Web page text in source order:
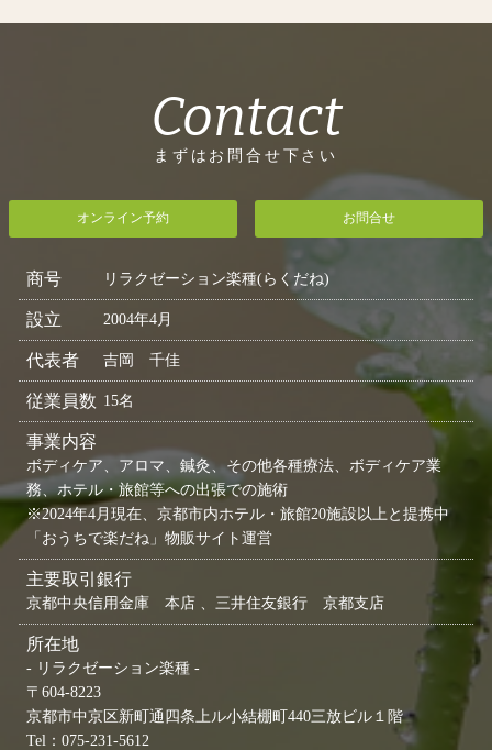
Contact
まずはお問合せ下さい
オンライン予約 お問合せ
商号 リラクゼーション楽種(らくだね)
設立 2004年4月
代表者 吉岡 千佳
従業員数 15名
事業内容
ボディケア、アロマ、鍼灸、その他各種療法、ボディケア業
務、ホテル・旅館等への出張での施術
※2024年4月現在、京都市内ホテル・旅館20施設以上と提携中
「おうちで楽だね」物販サイト運営
主要取引銀行
京都中央信用金庫 本店 、三井住友銀行 京都支店
所在地
- リラクゼーション楽種 -
〒604-8223
京都市中京区新町通四条上ル小結棚町440三放ビル１階
Tel：075-231-5612